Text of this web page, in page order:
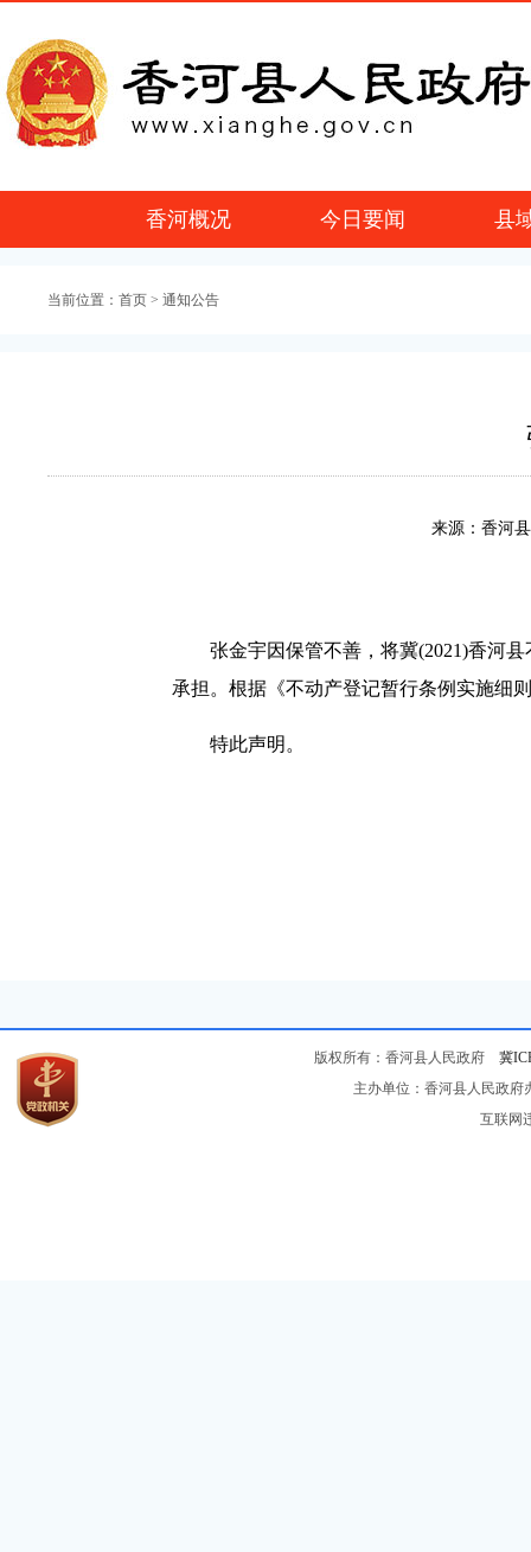
香河概况 今日要闻 县
当前位置： 首页 > 通知公告
来源：香河
张金宇因保管不善，将冀(2021)香河县
承担。根据《不动产登记暂行条例实施细
特此声明。
版权所有：香河县人民政府 冀
主办单位：香河县人民政
互联网